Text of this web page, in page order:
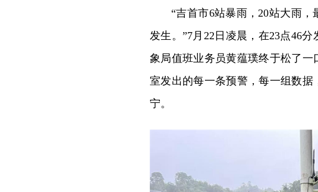
“吉首市6站暴雨，20站大雨
发生。”7月22日凌晨，在23点46
象局值班业务员黄蕴璞终于松了
室发出的每一条预警，每一组数
宁。